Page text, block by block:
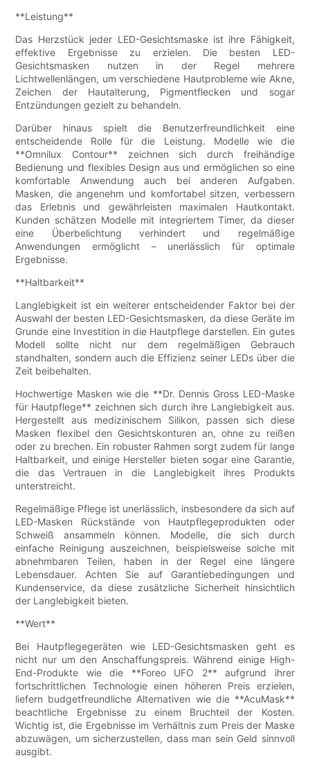
**Leistung**
Das Herzstück jeder LED-Gesichtsmaske ist ihre Fähigkeit,
effektive Ergebnisse zu erzielen. Die besten LED-
Gesichtsmasken nutzen in der Regel mehrere
Lichtwellenlängen, um verschiedene Hautprobleme wie Akne,
Zeichen der Hautalterung, Pigmentflecken und sogar
Entzündungen gezielt zu behandeln.
Darüber hinaus spielt die Benutzerfreundlichkeit eine
entscheidende Rolle für die Leistung. Modelle wie die
**Omnilux Contour** zeichnen sich durch freihändige
Bedienung und flexibles Design aus und ermöglichen so eine
komfortable Anwendung auch bei anderen Aufgaben.
Masken, die angenehm und komfortabel sitzen, verbessern
das Erlebnis und gewährleisten maximalen Hautkontakt.
Kunden schätzen Modelle mit integriertem Timer, da dieser
eine Überbelichtung verhindert und regelmäßige
Anwendungen ermöglicht – unerlässlich für optimale
Ergebnisse.
**Haltbarkeit**
Langlebigkeit ist ein weiterer entscheidender Faktor bei der
Auswahl der besten LED-Gesichtsmasken, da diese Geräte im
Grunde eine Investition in die Hautpflege darstellen. Ein gutes
Modell sollte nicht nur dem regelmäßigen Gebrauch
standhalten, sondern auch die Effizienz seiner LEDs über die
Zeit beibehalten.
Hochwertige Masken wie die **Dr. Dennis Gross LED-Maske
für Hautpflege** zeichnen sich durch ihre Langlebigkeit aus.
Hergestellt aus medizinischem Silikon, passen sich diese
Masken flexibel den Gesichtskonturen an, ohne zu reißen
oder zu brechen. Ein robuster Rahmen sorgt zudem für lange
Haltbarkeit, und einige Hersteller bieten sogar eine Garantie,
die das Vertrauen in die Langlebigkeit ihres Produkts
unterstreicht.
Regelmäßige Pflege ist unerlässlich, insbesondere da sich auf
LED-Masken Rückstände von Hautpflegeprodukten oder
Schweiß ansammeln können. Modelle, die sich durch
einfache Reinigung auszeichnen, beispielsweise solche mit
abnehmbaren Teilen, haben in der Regel eine längere
Lebensdauer. Achten Sie auf Garantiebedingungen und
Kundenservice, da diese zusätzliche Sicherheit hinsichtlich
der Langlebigkeit bieten.
**Wert**
Bei Hautpflegegeräten wie LED-Gesichtsmasken geht es
nicht nur um den Anschaffungspreis. Während einige High-
End-Produkte wie die **Foreo UFO 2** aufgrund ihrer
fortschrittlichen Technologie einen höheren Preis erzielen,
liefern budgetfreundliche Alternativen wie die **AcuMask**
beachtliche Ergebnisse zu einem Bruchteil der Kosten.
Wichtig ist, die Ergebnisse im Verhältnis zum Preis der Maske
abzuwägen, um sicherzustellen, dass man sein Geld sinnvoll
ausgibt.